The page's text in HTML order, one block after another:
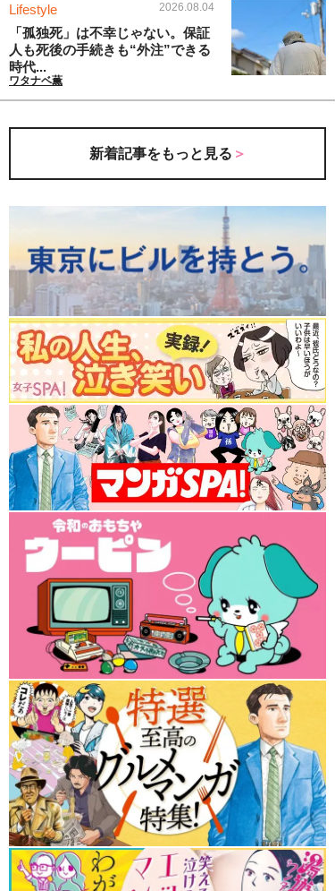
Lifestyle 2026.08.04
「孤独死」は不幸じゃない。保証
人も死後の手続きも“外注”できる
時代...
ワタナベ薫
新着記事をもっと見る